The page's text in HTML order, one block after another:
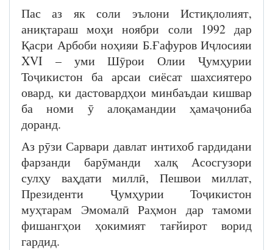
Пас аз як соли эълони Истиқлолият,
аниқтараш моҳи ноябри соли 1992 дар
Қасри Арбоби ноҳияи Б.Ғафуров Иҷлосияи
XVI – уми Шӯрои Олии Ҷумҳурии
Тоҷикистон ба арсаи сиёсат шахсиятеро
овард, ки дастовардҳои минбаъдаи кишвар
ба номи ӯ алоқамандии ҳамаҷониба
доранд.
Аз рӯзи Сарвари давлат интихоб гардидани
фарзанди барӯманди халқ Асосгузори
сулҳу ваҳдати миллӣ, Пешвои миллат,
Президенти Ҷумҳурии Тоҷикистон
муҳтарам Эмомалӣ Раҳмон дар тамоми
фишангҳои ҳокимият тағйирот ворид
гардид.